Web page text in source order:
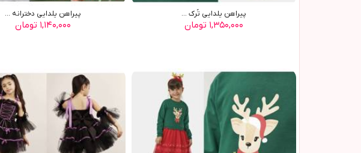
پيراهن يلدايي تُرک ...
۱,۳۵۰,۰۰۰ تومان
پيراهن يلدايي دخترانه ...
۱,۱۴۰,۰۰۰ تومان